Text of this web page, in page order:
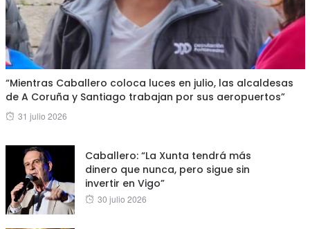
“Mientras Caballero coloca luces en julio, las alcaldesas
de A Coruña y Santiago trabajan por sus aeropuertos”
Posted
31 julio 2026
Caballero: “La Xunta tendrá más
dinero que nunca, pero sigue sin
invertir en Vigo”
Posted
30 julio 2026